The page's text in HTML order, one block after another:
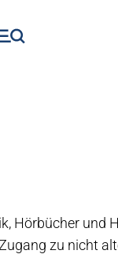
Hörbücher und
zu nicht